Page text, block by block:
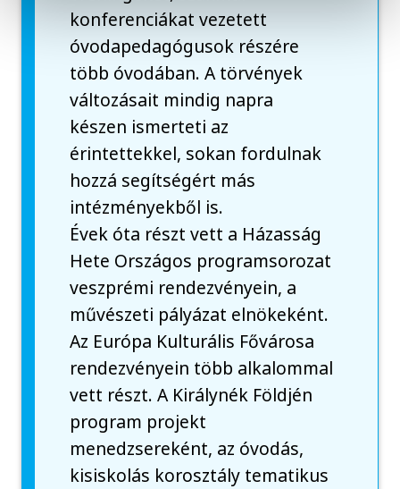
konferenciákat vezetett
óvodapedagógusok részére
több óvodában. A törvények
változásait mindig napra
készen ismerteti az
érintettekkel, sokan fordulnak
hozzá segítségért más
intézményekből is.
Évek óta részt vett a Házasság
Hete Országos programsorozat
veszprémi rendezvényein, a
művészeti pályázat elnökeként.
Az Európa Kulturális Fővárosa
rendezvényein több alkalommal
vett részt. A Királynék Földjén
program projekt
menedzsereként, az óvodás,
kisiskolás korosztály tematikus